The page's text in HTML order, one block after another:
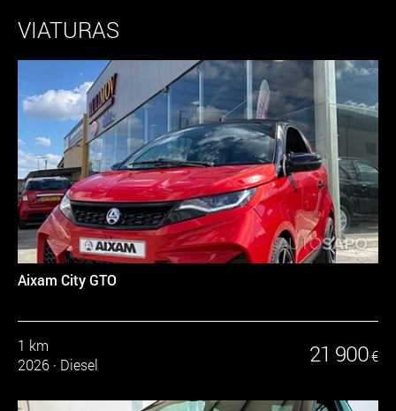
VIATURAS
Aixam City GTO
1 km
2026 · Diesel 21 900 €